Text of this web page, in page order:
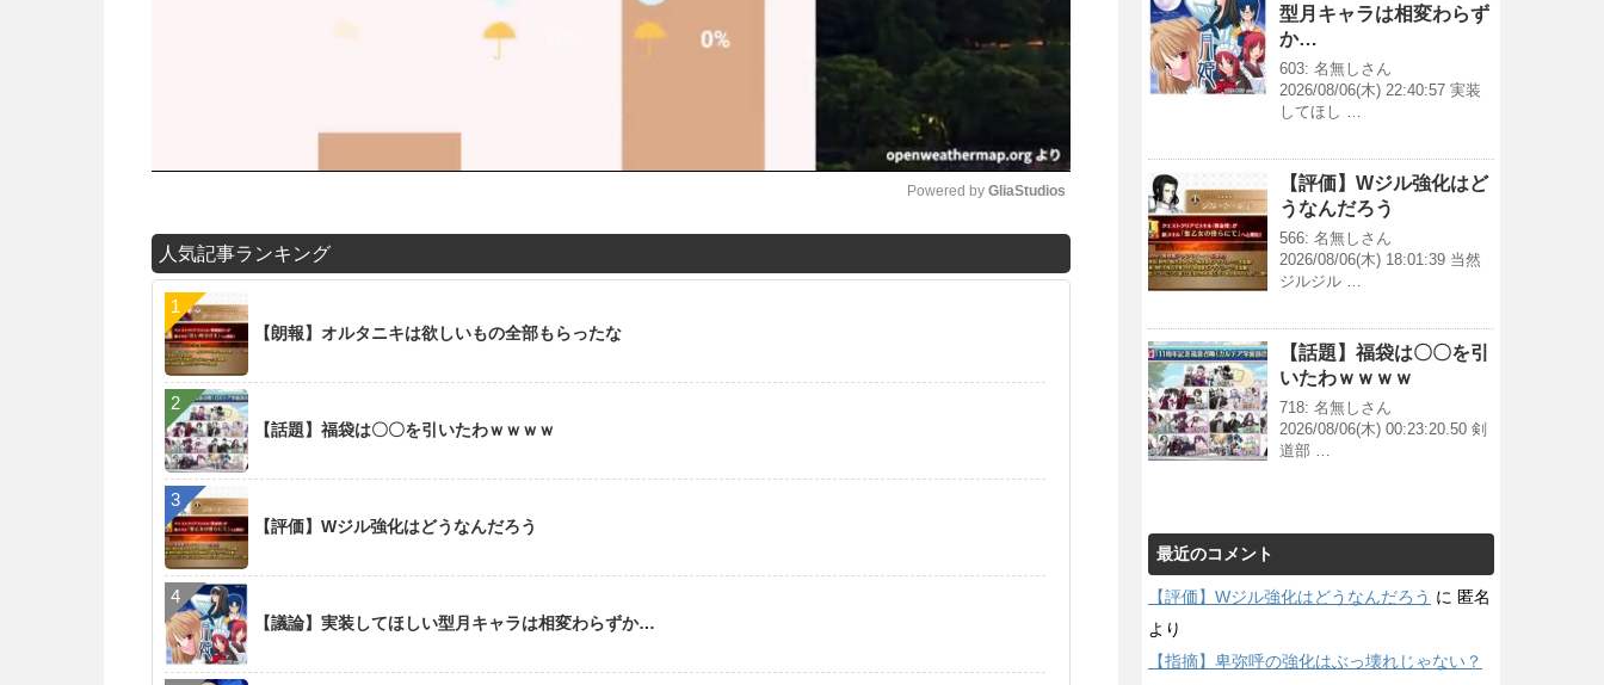
Powered by GliaStudios
人気記事ランキング
【朗報】オルタニキは欲しいもの全部もらったな
【話題】福袋は〇〇を引いたわｗｗｗｗ
【評価】Wジル強化はどうなんだろう
【議論】実装してほしい型月キャラは相変わらずか…
型月キャラは相変わらず
か…
603: 名無しさん
2026/08/06(木) 22:40:57 実装
してほし …
【評価】Wジル強化はど
うなんだろう
566: 名無しさん
2026/08/06(木) 18:01:39 当然
ジルジル …
【話題】福袋は〇〇を引
いたわｗｗｗｗ
718: 名無しさん
2026/08/06(木) 00:23:20.50 剣
道部 …
最近のコメント
【評価】Wジル強化はどうなんだろう に 匿名
より
【指摘】卑弥呼の強化はぶっ壊れじゃない？